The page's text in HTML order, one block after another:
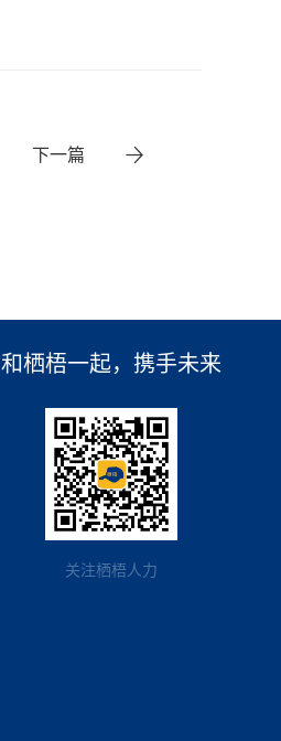
下一篇
和栖梧一起，携手未来
关注栖梧人力